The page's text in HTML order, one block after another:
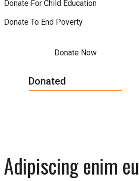
Donate For Child Education
Donate To End Poverty
Donate Now
Donated
Adipiscing enim eu